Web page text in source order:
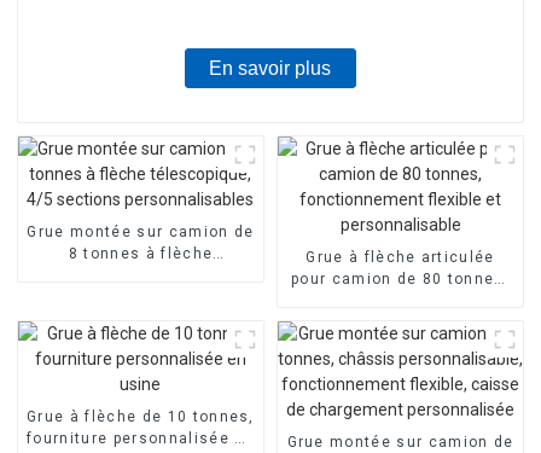
En savoir plus
Grue montée sur camion de
8 tonnes à flèche
Grue à flèche articulée
pour camion de 80 tonnes,
personnalisable
Grue à flèche de 10 tonnes,
fourniture personnalisée en
Grue montée sur camion de